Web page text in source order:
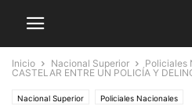
Inicio Nacional Superior Policiales
CASTELAR ENTRE UN POLICÍA Y
Nacional Superior Policiales Nacionales